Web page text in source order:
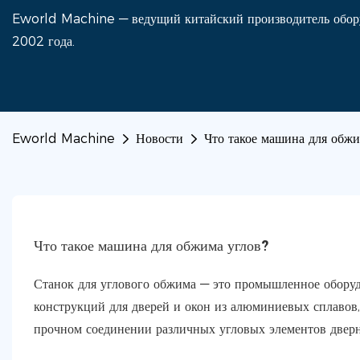
Eworld Machine — ведущий китайский производитель
2002 года.
Eworld Machine Новости Что такое машина для
Что такое машина для обжима углов?
Станок для углового обжима — это промышленное
конструкций для дверей и окон из алюминиевых
прочном соединении различных угловых элементов